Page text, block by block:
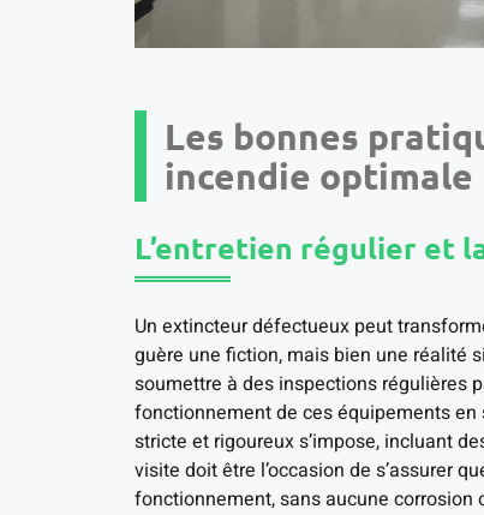
Les bonnes
incendie optimale
L’entretien régulier et
Un extincteur défectueux peut
guère une fiction, mais bien une réalité
soumettre à des inspections régulières
fonctionnement de ces équipements en
stricte et rigoureux s’impose, incluant
visite doit être l’occasion de s’assurer
fonctionnement, sans aucune